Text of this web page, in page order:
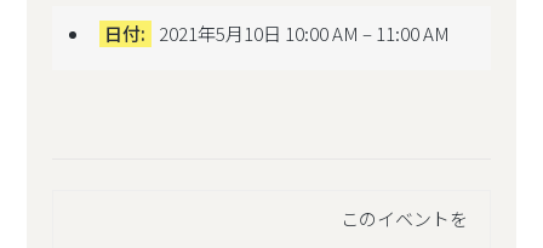
日付: 2021年5月10日 10:00 AM – 11:00 AM
このイベントを